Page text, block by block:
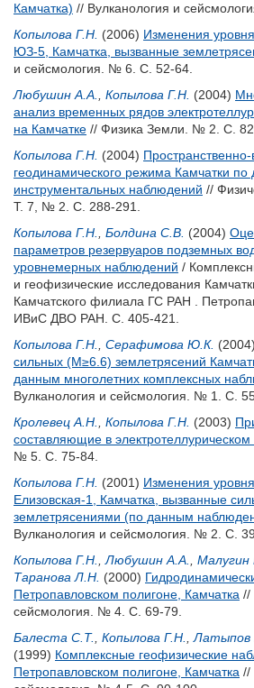
Камчатка) // Вулканология и
Копылова Г.Н. (2006) Изменения
ЮЗ-5, Камчатка, вызванные
и сейсмология. № 6. С. 52-64.
Любушин А.А.
Копылова Г.Н. (2004)
анализ временных рядов
на Камчатке // Физика Земли. № 2. С.
Копылова Г.Н. (2004)
геодинамического режима Камчатки
инструментальных наблюдений //
Т. 7, № 2. С. 288-291.
Копылова Г.Н.
Болдина С.В. (2004)
параметров резервуаров подземных
уровнемерных наблюдений /
и геофизические исследования
Камчатского филиала ГС РАН .
ИВиС ДВО РАН. С. 405-421.
Копылова Г.Н.
Серафимова Ю.К. (2004)
сильных (М≥6.6) землетрясений
данным многолетних комплексных
Вулканология и сейсмология. № 1. С.
Кролевец А.Н.
Копылова Г.Н. (2003)
составляющие в
№ 5. С. 75-84.
Копылова Г.Н. (2001) Изменения
Елизовская-1, Камчатка, вызванные
землетрясениями (по данным
Вулканология и сейсмология. № 2. С.
Копылова Г.Н.
Любушин А.А. Малугин
Таранова Л.Н. (2000)
Петропавловском полигоне, Камчатка //
сейсмология. № 4. С. 69-79.
Балеста С.Т.
Копылова Г.Н. Латыпов
(1999) Комплексные геофизические
Петропавловском полигоне, Камчатка //